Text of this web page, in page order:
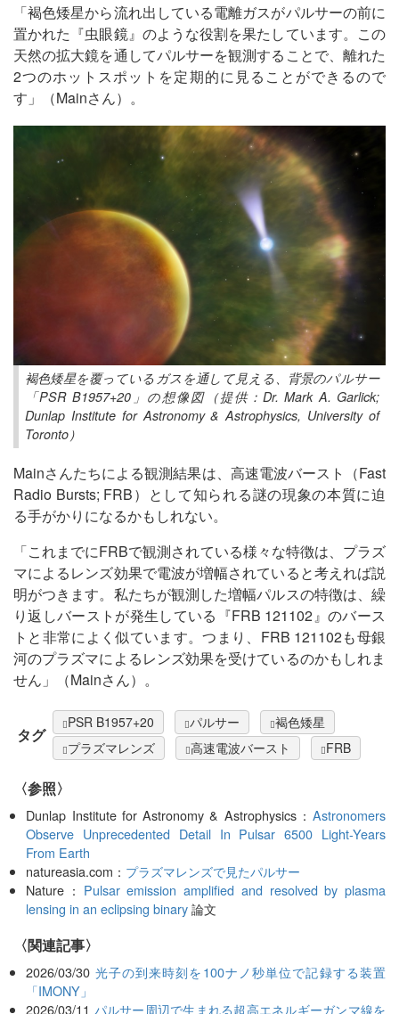
「褐色矮星から流れ出している電離ガスがパルサーの前に
置かれた『虫眼鏡』のような役割を果たしています。この
天然の拡大鏡を通してパルサーを観測することで、離れた
2つのホットスポットを定期的に見ることができるので
す」（Mainさん）。
褐色矮星を覆っているガスを通して見える、背景のパルサー
「PSR B1957+20」の想像図（提供：Dr. Mark A. Garlick;
Dunlap Institute for Astronomy & Astrophysics, University of
Toronto）
Mainさんたちによる観測結果は、高速電波バースト（Fast
Radio Bursts; FRB）として知られる謎の現象の本質に迫
る手がかりになるかもしれない。
「これまでにFRBで観測されている様々な特徴は、プラズ
マによるレンズ効果で電波が増幅されていると考えれば説
明がつきます。私たちが観測した増幅パルスの特徴は、繰
り返しバーストが発生している『FRB 121102』のバース
トと非常によく似ています。つまり、FRB 121102も母銀
河のプラズマによるレンズ効果を受けているのかもしれま
せん」（Mainさん）。
タグ
PSR B1957+20 パルサー
褐色矮星
プラズマレンズ
高速電波バースト FRB
〈参照〉
Dunlap Institute for Astronomy & Astrophysics： Astronomers
Observe Unprecedented Detail In Pulsar 6500 Light-Years
From Earth
natureasia.com： プラズマレンズで見たパルサー
Nature： Pulsar emission amplified and resolved by plasma
lensing in an eclipsing binary論文
関連記事
2026/03/30 光子の到来時刻を100ナノ秒単位で記録する装置
「IMONY」
2026/03/11 パルサー周辺で生まれる超高エネルギーガンマ線を